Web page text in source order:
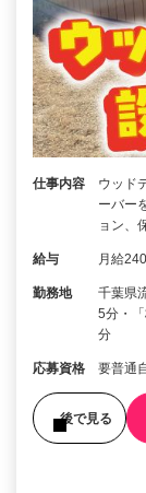
仕事内容
ウッド
ーバー
ョン、
給与 月給
勤務地
千葉県
5分・
分
応募資格 要普通
後で見る